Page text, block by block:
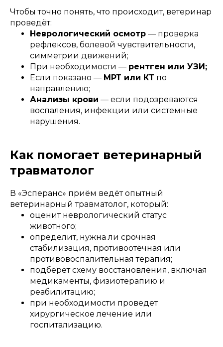
Чтобы точно понять, что происходит, ветеринар
проведёт:
Неврологический осмотр — проверка
рефлексов, болевой чувствительности,
симметрии движений;
При необходимости — рентген или УЗИ;
Если показано — МРТ или КТ по
направлению;
Анализы крови — если подозреваются
воспаления, инфекции или системные
нарушения.
Как помогает ветеринарный
травматолог
В «Эсперанс» приём ведёт опытный
ветеринарный травматолог, который:
оценит неврологический статус
животного;
определит, нужна ли срочная
стабилизация, противоотёчная или
противовоспалительная терапия;
подберёт схему восстановления, включая
медикаменты, физиотерапию и
реабилитацию;
при необходимости проведет
хирургическое лечение или
госпитализацию.